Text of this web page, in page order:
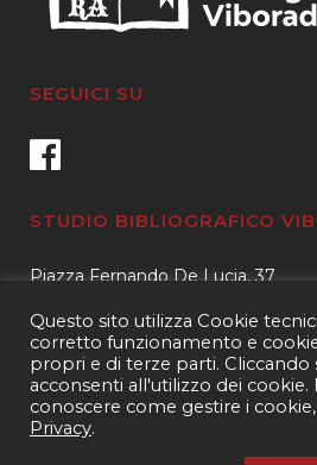
SEGUICI SU
STUDIO BIBLIOGRAFICO
Piazza Fernando De Lucia, 37
Tel.3400596959 – 3404632889
email.info@viborada.it
Questo sito utilizza Cookie
corretto funzionamento e
propri e di terze parti. Cliccando
acconsenti all'utilizzo dei cookie.
conoscere come gestire i
Privacy.